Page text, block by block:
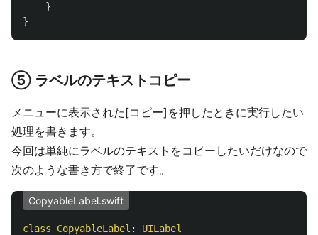
}
}
⑤ ラベルのテキストコピー
メニューに表示された[コピー]を押したときに実行したい
処理を書きます。
今回は単純にラベルのテキストをコピーしたいだけなので
次のような書き方で終了です。
CopyableLabel.swift
class CopyableLabel :
UILabel